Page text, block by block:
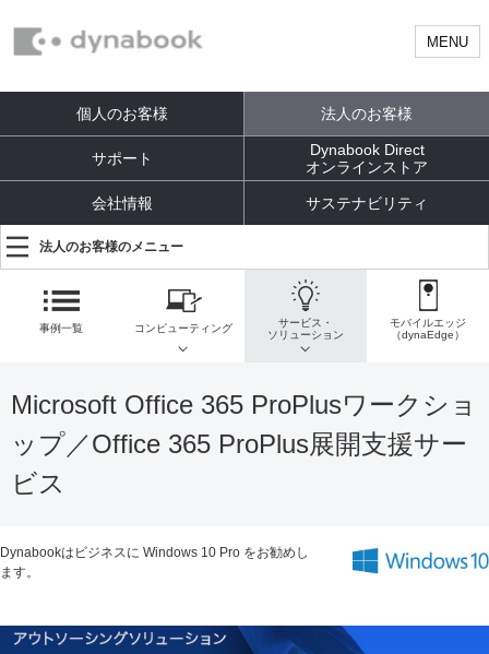
MENU
個人のお客様 法人のお客様
サポート
Dynabook Direct
オンラインストア
会社情報 サステナビリティ
法人のお客様のメニュー
事例一覧 コンピューティング
サービス・
ソリューション
モバイルエッジ
（dynaEdge）
Microsoft Office 365 ProPlusワークショ
ップ／Office 365 ProPlus展開支援サー
ビス
Dynabookはビジネスに Windows 10 Pro をお勧めし
ます。